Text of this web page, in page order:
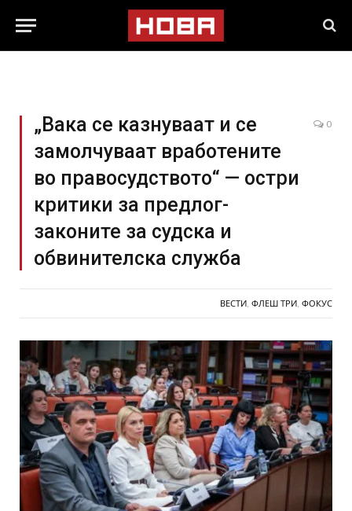
„Вака се казнуваат и се
замолчуваат вработените
во правосудството“ — остри
критики за предлог-
законите за судска и
обвинителска служба
0
ВЕСТИ ФЛЕШ ТРИ ФОКУС